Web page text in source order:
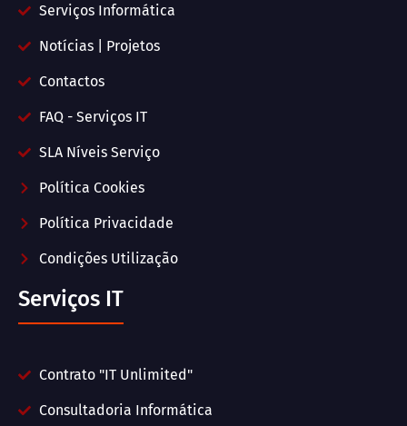
Serviços Informática
Notícias | Projetos
Contactos
FAQ - Serviços IT
SLA Níveis Serviço
Política Cookies
Política Privacidade
Condições Utilização
Serviços IT
Contrato "IT Unlimited"
Consultadoria Informática